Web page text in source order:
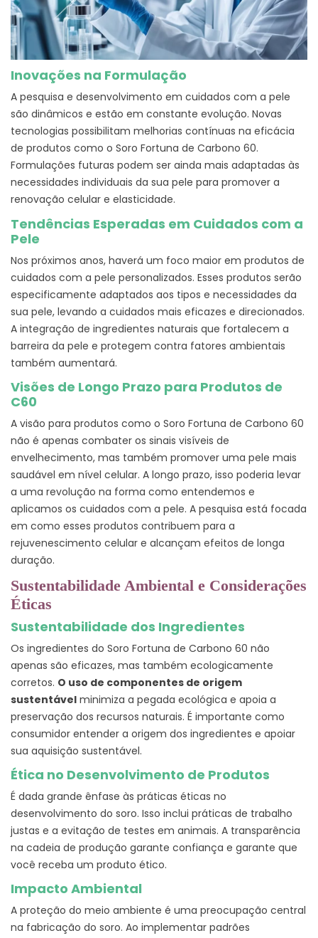
Inovações na Formulação
A pesquisa e desenvolvimento em cuidados com a pele
são dinâmicos e estão em constante evolução. Novas
tecnologias possibilitam melhorias contínuas na eficácia
de produtos como o Soro Fortuna de Carbono 60.
Formulações futuras podem ser ainda mais adaptadas às
necessidades individuais da sua pele para promover a
renovação celular e elasticidade.
Tendências Esperadas em Cuidados com a
Pele
Nos próximos anos, haverá um foco maior em produtos de
cuidados com a pele personalizados. Esses produtos serão
especificamente adaptados aos tipos e necessidades da
sua pele, levando a cuidados mais eficazes e direcionados.
A integração de ingredientes naturais que fortalecem a
barreira da pele e protegem contra fatores ambientais
também aumentará.
Visões de Longo Prazo para Produtos de
C60
A visão para produtos como o Soro Fortuna de Carbono 60
não é apenas combater os sinais visíveis de
envelhecimento, mas também promover uma pele mais
saudável em nível celular. A longo prazo, isso poderia levar
a uma revolução na forma como entendemos e
aplicamos os cuidados com a pele. A pesquisa está focada
em como esses produtos contribuem para a
rejuvenescimento celular e alcançam efeitos de longa
duração.
Sustentabilidade Ambiental e Considerações
Éticas
Sustentabilidade dos Ingredientes
Os ingredientes do Soro Fortuna de Carbono 60 não
apenas são eficazes, mas também ecologicamente
corretos. O uso de componentes de origem
sustentável minimiza a pegada ecológica e apoia a
preservação dos recursos naturais. É importante como
consumidor entender a origem dos ingredientes e apoiar
sua aquisição sustentável.
Ética no Desenvolvimento de Produtos
É dada grande ênfase às práticas éticas no
desenvolvimento do soro. Isso inclui práticas de trabalho
justas e a evitação de testes em animais. A transparência
na cadeia de produção garante confiança e garante que
você receba um produto ético.
Impacto Ambiental
A proteção do meio ambiente é uma preocupação central
na fabricação do soro. Ao implementar padrões